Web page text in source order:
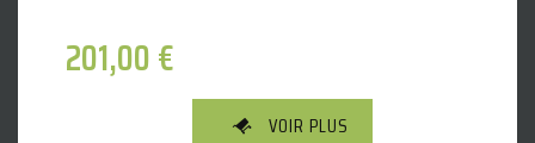
201,00€
VOIR PLUS